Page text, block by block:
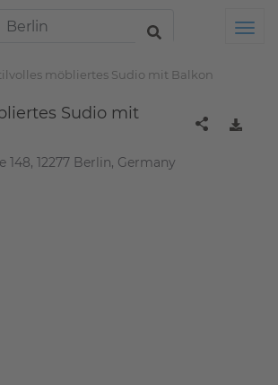
möbliertes Sudio mit Balkon
Sudio mit
148, 12277 Berlin, Germany